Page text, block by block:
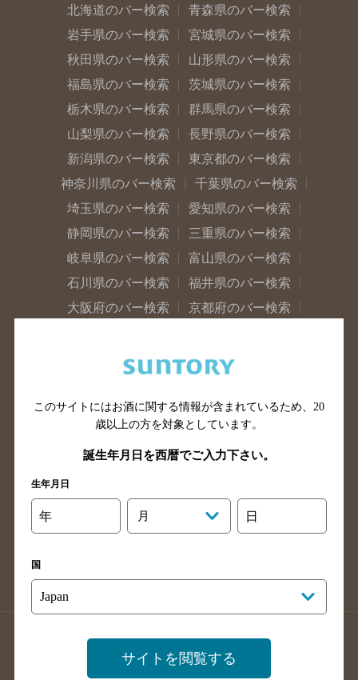
北海道のバー検索
青森県のバー検索
岩手県のバー検索
宮城県のバー検索
秋田県のバー検索
山形県のバー検索
福島県のバー検索
茨城県のバー検索
栃木県のバー検索
群馬県のバー検索
山梨県のバー検索
長野県のバー検索
新潟県のバー検索
東京都のバー検索
神奈川県のバー検索
千葉県のバー検索
埼玉県のバー検索
愛知県のバー検索
静岡県のバー検索
三重県のバー検索
岐阜県のバー検索
富山県のバー検索
石川県のバー検索
福井県のバー検索
大阪府のバー検索
京都府のバー検索
滋賀県のバー検索
和歌山県のバー検索
山口県のバー検索
鳥取県のバー検索
島根県のバー検索
徳島県のバー検索
香川県のバー検索
愛媛県のバー検索
高知県のバー検索
長崎県のバー検索
佐賀県のバー検索
大分県のバー検索
熊本県のバー検索
沖縄県のバー検索
店舗登録方法のご案内
店舗情報更新方法のご案内
掲載店舗様ログイン
このサイトにはお酒に関する情報が含まれているため、 20
歳以上の方を対象としています。
誕生年月日を西暦でご入力下さい。
生年月日
年 月 日
国
サイトを閲覧する